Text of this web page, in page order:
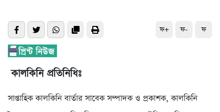
ফ+ ফ- ফ
কালকিনি প্রতিনিধিঃ
সাপ্তাহিক কালকিনি বার্তার সাবেক সম্পাদক ও প্রকাশক, কালকিনি